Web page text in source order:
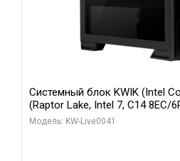
Системный блок KWIK (Intel
(Raptor Lake, Intel 7, C14 8EC/
модуля)/ Palit RTX5080
Модель: KW-Live0041